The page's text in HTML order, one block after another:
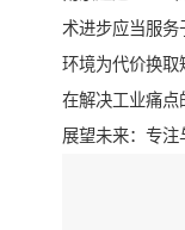
术进步应当服务
环境为代价换取
在解决工业痛点
展望未来：专